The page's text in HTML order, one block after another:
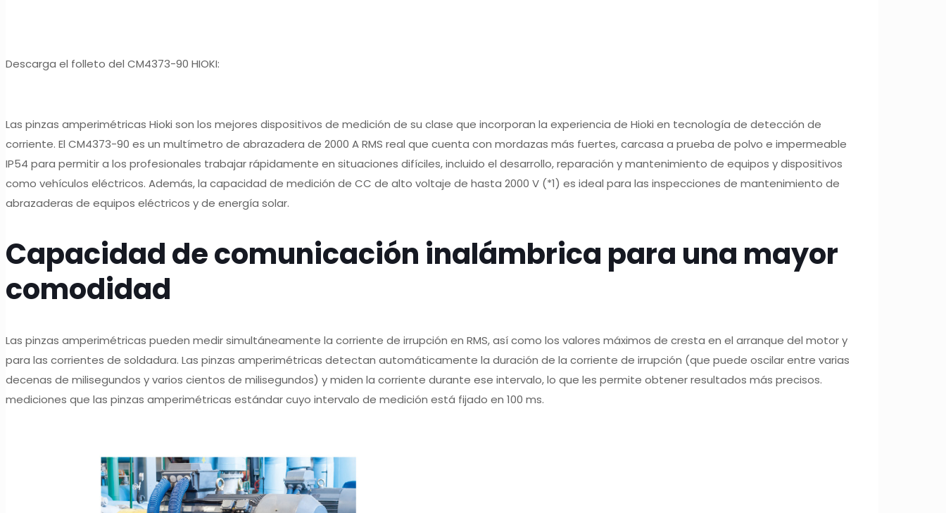
Descarga el folleto del CM4373-90 HIOKI:
Las pinzas amperimétricas Hioki son los mejores dispositivos de medición de su clase que incorporan la experiencia de Hioki en tecnología de detección de
corriente. El CM4373-90 es un multímetro de abrazadera de 2000 A RMS real que cuenta con mordazas más fuertes, carcasa a prueba de polvo e impermeable
IP54 para permitir a los profesionales trabajar rápidamente en situaciones difíciles, incluido el desarrollo, reparación y mantenimiento de equipos y dispositivos
como vehículos eléctricos. Además, la capacidad de medición de CC de alto voltaje de hasta 2000 V (*1) es ideal para las inspecciones de mantenimiento de
abrazaderas de equipos eléctricos y de energía solar.
Capacidad de comunicación inalámbrica para una mayor
comodidad
Las pinzas amperimétricas pueden medir simultáneamente la corriente de irrupción en RMS, así como los valores máximos de cresta en el arranque del motor y
para las corrientes de soldadura. Las pinzas amperimétricas detectan automáticamente la duración de la corriente de irrupción (que puede oscilar entre varias
decenas de milisegundos y varios cientos de milisegundos) y miden la corriente durante ese intervalo, lo que les permite obtener resultados más precisos.
mediciones que las pinzas amperimétricas estándar cuyo intervalo de medición está fijado en 100 ms.